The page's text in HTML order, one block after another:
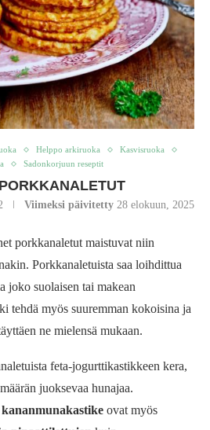
Helppo arkiruoka
Kasvisruoka
Sadonkorjuun reseptit
Viimeksi päivitetty 28 elokuun, 2025
porkkanaletut maistuvat niin
Porkkanaletuista saa loihdittua
joko suolaisen tai makean
tehdä myös suuremman kokoisina ja
ne mielensä mukaan.
feta-jogurttikastikkeen kera,
juoksevaa hunajaa.
kananmunakastike ovat myös